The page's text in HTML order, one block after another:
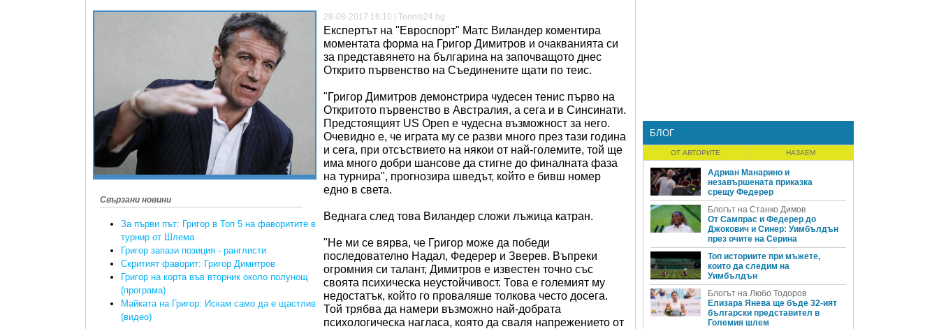
Свързани новини
За първи път: Григор в Топ 5 на фаворитите в
турнир от Шлема
Григор запази позиция - ранглисти
Скритият фаворит: Григор Димитров
Григор на корта във вторник около полунощ
(програма)
Майката на Григор: Искам само да е щастлив
(видео)
28-08-2017 16:10 | Tennis24.bg
Експертът на "Евроспорт" Матс Виландер коментира
моментата форма на Григор Димитров и очакванията си
за представянето на българина на започващото днес
Открито първенство на Съединените щати по теис.
"Григор Димитров демонстрира чудесен тенис първо на
Откритото първенство в Австралия, а сега и в Синсинати.
Предстоящият US Open е чудесна възможност за него.
Очевидно е, че играта му се разви много през тази година
и сега, при отсъствието на някои от най-големите, той ще
има много добри шансове да стигне до финалната фаза
на турнира", прогнозира шведът, който е бивш номер
едно в света.
Веднага след това Виландер сложи лъжица катран.
"Не ми се вярва, че Григор може да победи
последователно Надал, Федерер и Зверев. Въпреки
огромния си талант, Димитров е известен точно със
своята психическа неустойчивост. Това е големият му
недостатък, който го проваляше толкова често досега.
Той трябва да намери възможно най-добрата
психологическа нагласа, която да сваля напрежението от
БЛОГ
ОТ АВТОРИТЕ НАЗАЕМ
Адриан Манарино и
незавършената приказка
срещу Федерер
Блогът на Станко Димов
От Сампрас и Федерер до
Джокович и Синер: Уимбълдън
през очите на Серина
Топ историите при мъжете,
които да следим на
Уимбълдън
Блогът на Любо Тодоров
Елизара Янева ще бъде 32-ият
български представител в
Големия шлем